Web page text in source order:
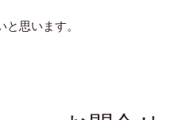
思います。